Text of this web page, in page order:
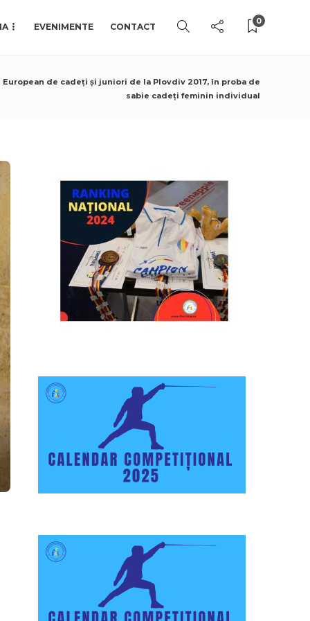
EVENIMENTE CONTACT
0
de cadeți și juniori de la Plovdiv 2017, în proba de
sabie cadeți feminin individual